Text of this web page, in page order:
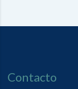
Contacto